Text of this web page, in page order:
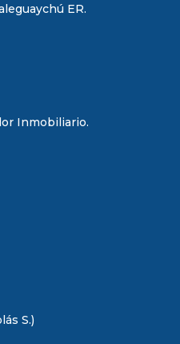
ER.
Inmobiliario.
S.)